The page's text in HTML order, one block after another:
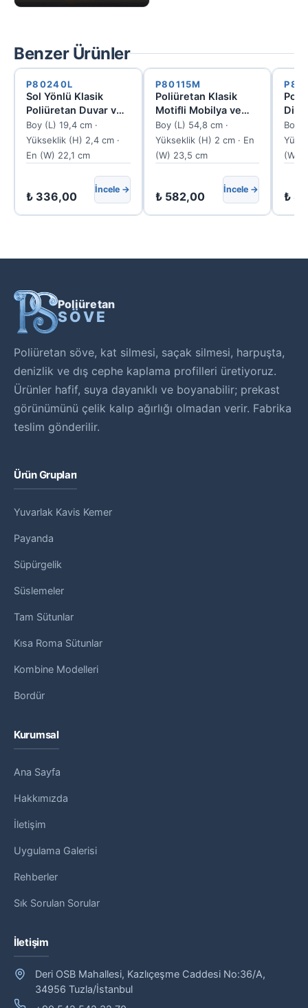
Benzer Ürünler
P80240L
Sol Yönlü Klasik
Poliüretan Duvar ve
Mobilya Apliği 22x19
cm
Boy (L) 19,4 cm ·
Yükseklik (H) 2,4 cm ·
En (W) 22,1 cm
₺ 336,00 İncele →
P80115M
Poliüretan Klasik
Motifli Mobilya ve
Duvar Süslemesi
24x55 cm
Boy (L) 54,8 cm ·
Yükseklik (H) 2 cm · En
(W) 23,5 cm
₺582,00 İncele →
Boy
(W)
₺
Poliüretan
SÖVE
Poliüretan söve, kat silmesi, saçak silmesi, harpuşta,
denizlik ve dış cephe kaplama profilleri üretiyoruz.
Ürünler hafif, suya dayanıklı ve boyanabilir; prekast
görünümünü çelik kalıp ağırlığı olmadan verir. Fabrika
teslim gönderilir.
Ürün Grupları
Yuvarlak Kavis Kemer
Payanda
Süpürgelik
Süslemeler
Tam Sütunlar
Kısa Roma Sütunlar
Kombine Modelleri
Bordür
Kurumsal
Ana Sayfa
Hakkımızda
İletişim
Uygulama Galerisi
Rehberler
Sık Sorulan Sorular
İletişim
Deri OSB Mahallesi, Kazlıçeşme Caddesi No:36/A,
34956 Tuzla/İstanbul